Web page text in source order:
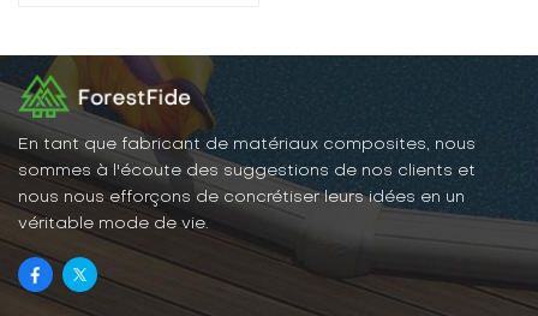
En tant que fabricant de matériaux composites, nous
sommes à l'écoute des suggestions de nos clients et
nous nous efforçons de concrétiser leurs idées en un
véritable mode de vie.